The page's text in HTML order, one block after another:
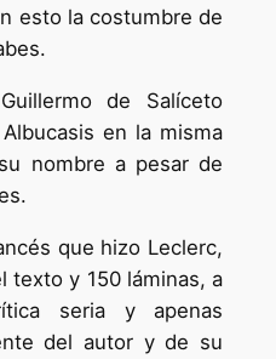
esto la costumbre de
de Salíceto
en la misma
nombre a pesar de
que hizo Leclerc,
texto y 150 láminas, a
seria y apenas
del autor y de su